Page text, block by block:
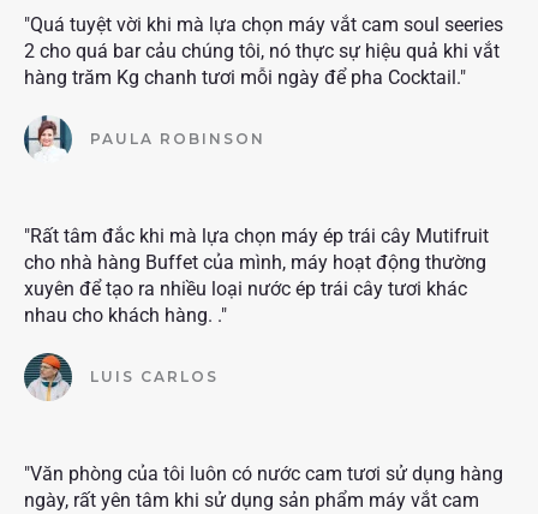
"Quá tuyệt vời khi mà lựa chọn máy vắt cam soul seeries
2 cho quá bar cảu chúng tôi, nó thực sự hiệu quả khi vắt
hàng trăm Kg chanh tươi mỗi ngày để pha Cocktail."
PAULA ROBINSON
"Rất tâm đắc khi mà lựa chọn máy ép trái cây Mutifruit
cho nhà hàng Buffet của mình, máy hoạt động thường
xuyên để tạo ra nhiều loại nước ép trái cây tươi khác
nhau cho khách hàng. ."
LUIS CARLOS
"Văn phòng của tôi luôn có nước cam tươi sử dụng hàng
ngày, rất yên tâm khi sử dụng sản phẩm máy vắt cam